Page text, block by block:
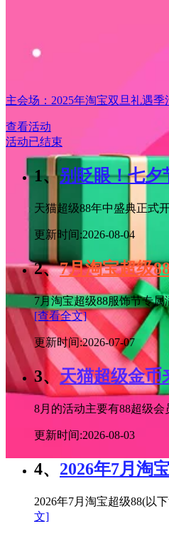
主会场：2025年淘宝双旦礼遇
查看活动
活动已结束
1、别眨眼！七夕
天猫超级88年中盛典正式
更新时间:2026-08-04
2、7月淘宝超级
7月淘宝超级88服饰节专
[查看全文]
更新时间:2026-07-07
3、天猫超级金币
8月的活动主要有88超级
更新时间:2026-08-03
4、 2026年7月淘
2026年7月淘宝超级88(以
文]